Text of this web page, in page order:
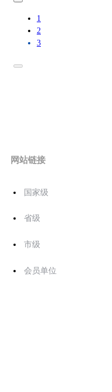
1
2
3
网站链接
国家级
省级
市级
会员单位